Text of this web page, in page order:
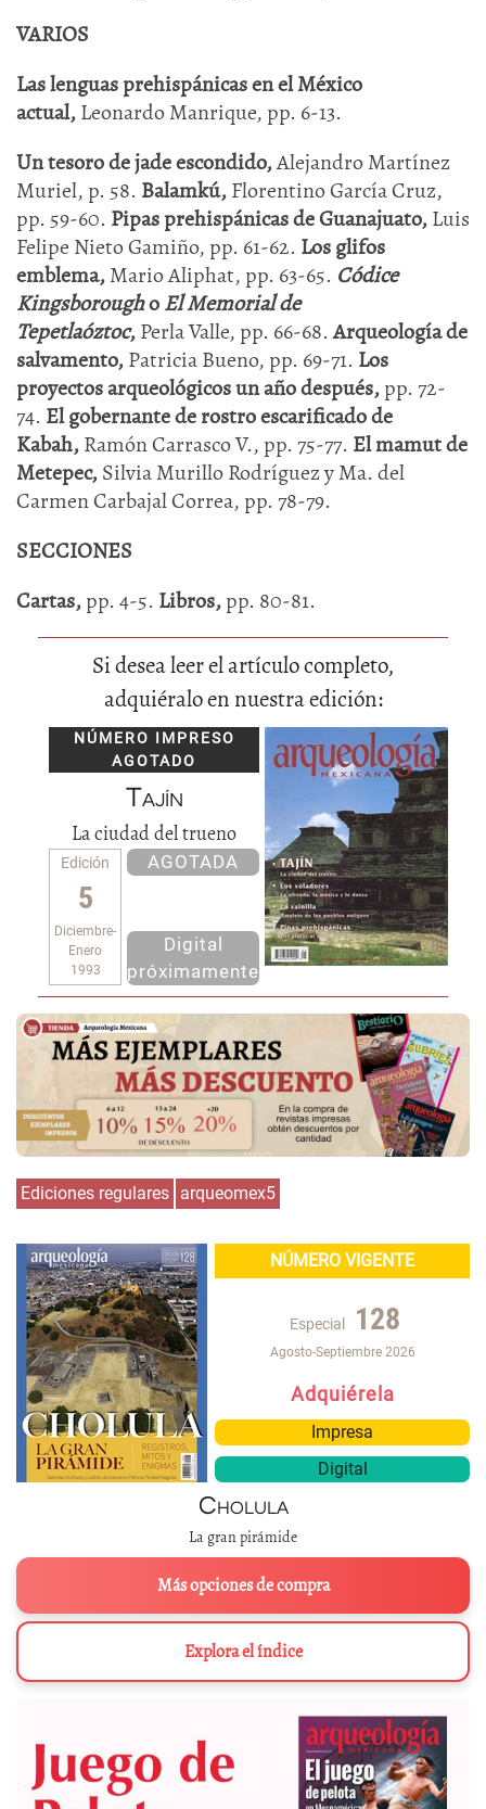
VARIOS
Las lenguas prehispánicas en el México
actual,Leonardo Manrique, pp. 6-13.
Un tesoro de jade escondido,Alejandro Martínez
Muriel, p. 58. Balamkú,Florentino García Cruz,
pp. 59-60. Pipas prehispánicas de Guanajuato,Luis
Felipe Nieto Gamiño, pp. 61-62. Los glifos
emblema,Mario Aliphat, pp. 63-65. Códice
KingsboroughoEl Memorial de
Tepetlaóztoc,Perla Valle, pp. 66-68.Arqueología de
salvamento,Patricia Bueno, pp. 69-71. Los
proyectos arqueológicos un año después,pp. 72-
74. El gobernante de rostro escarificado de
Kabah,Ramón Carrasco V., pp. 75-77. El mamut de
Metepec,Silvia Murillo Rodríguez y Ma. del
Carmen Carbajal Correa, pp. 78-79.
SECCIONES
Cartas,pp. 4-5. Libros,pp. 80-81.
Si desea leer el artículo completo,
adquiéralo en nuestra edición:
NÚMERO IMPRESO
AGOTADO
Tajín
La ciudad del trueno
Edición
5
Diciembre-
Enero
1993
AGOTADA
Digital
próximamente
Ediciones regulares arqueomex5
NÚMERO VIGENTE
Especial 128
Agosto-Septiembre 2026
Adquiérela
Impresa
Digital
Cholula
La gran pirámide
Más opciones de compra
Explora el índice